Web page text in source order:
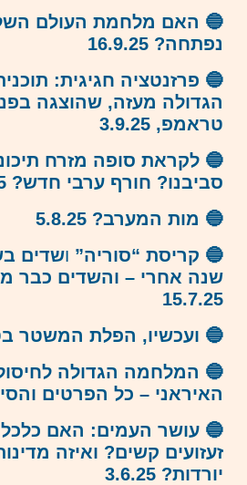
🔵 האם מלחמת העולם
נפתחה? 16.9.25
🔵 פרזנטציה חגיגית:
הגדולה מעזה, שהוצגה
טראמפ, 3.9.25
🔵 לקראת סופה מזרח
סביבנו? חורף ערבי חדש? 19.8.25
🔵 מות המערב? 5.8.25
🔵 קריסת “סוריה”ו שדים
שנה אחרי – והשדים כבר
15.7.25
🔵 ועכשיו, הפלת המשטר
🔵 המלחמה הגדולה
האיראני – כל הפרטים והסיכויים,
🔵 עושר העמים: האם
זעזועים קשים? ואיזה
יורדות? 3.6.25